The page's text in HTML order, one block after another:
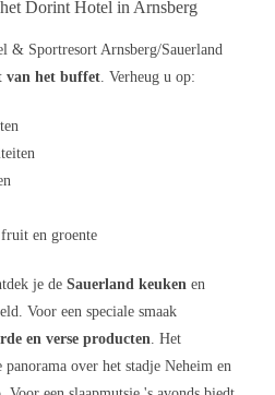
Dorint Hotel in Arnsberg
& Sportresort Arnsberg/Sauerland
van het buffet . Verheug u op:
fruit en groente
je de Sauerland keuken en
Voor een speciale smaak
en verse producten . Het
over het stadje Neheim en